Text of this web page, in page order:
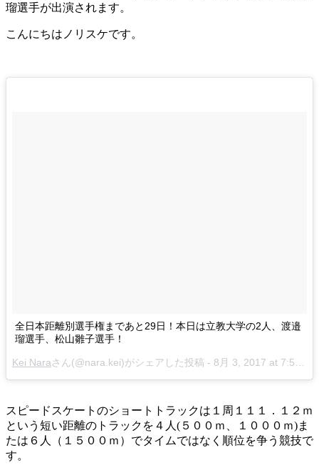
瑠選手が出演されます。
こんにちはノリスケです。
全日本距離別選手権まであと29日！本日は立教大学の2人、渡邉
瑠選手、松山雛子選手！
Kei Naraさん(@nara.kei)がシェアした投稿 - 8月 3, 2017 at 7:52午前 PDT
スピードスケートのショートトラックは１周１１１．１２ｍ
という短い距離のトラックを４人(５００ｍ、１０００ｍ)ま
たは６人（１５００ｍ）でタイムではなく順位を争う競技で
す。